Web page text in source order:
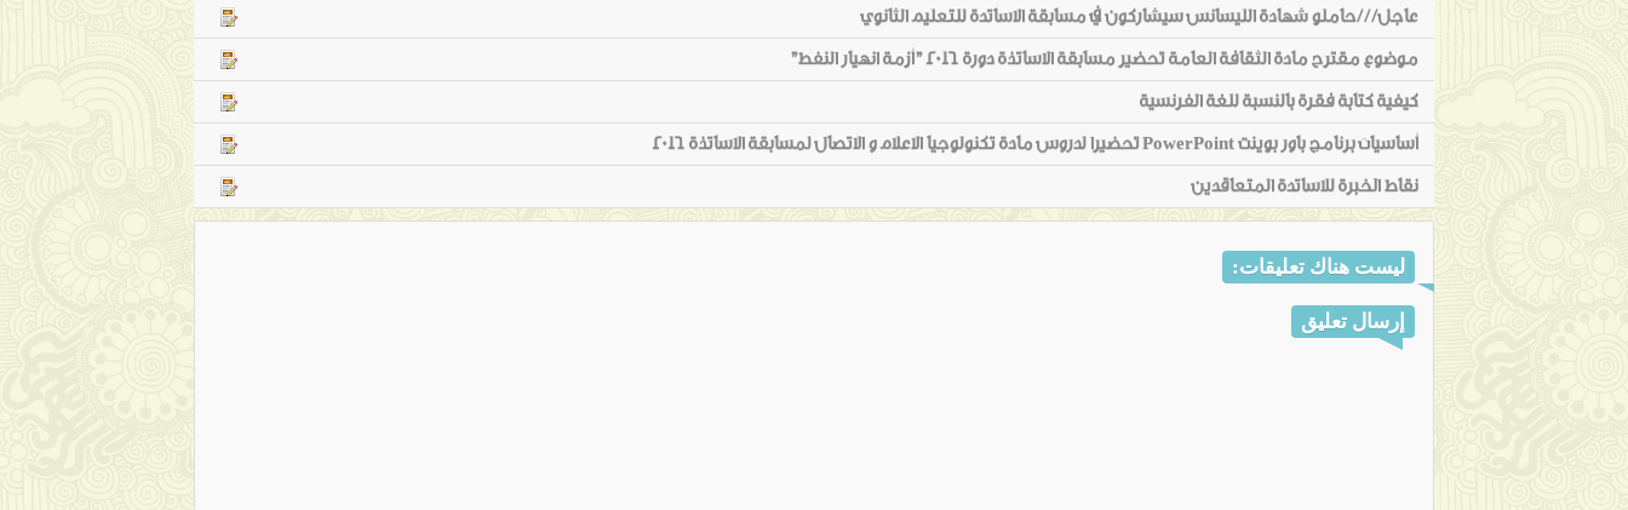
عاجل///حاملو شهادة الليسانس سيشاركون في مسابقة الاساتدة للتعليم الثانوي
موضوع مقترح مادة الثقافة العامة تحضير مسابقة الاساتذة دورة 2016 "أزمة انهيار النفط"
كيفية كتابة فقرة بالنسبة للغة الفرنسية
أساسيات برنامج باور بوينت PowerPoint تحضيرا لدروس مادة تكنولوجيا الاعلام و الاتصال لمسابقة الاساتذة 2016
نقاط الخبرة للاساتدة المتعاقدين
ليست هناك تعليقات:
إرسال تعليق